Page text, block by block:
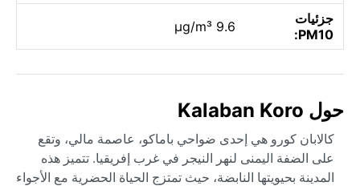
جزئيات
PM10:
9.6 µg/m³
حول Kalaban Koro
كالابان كورو هي إحدى ضواحي باماكو، عاصمة مالي، وتقع
على الضفة اليمنى لنهر النيجر في غرب إفريقيا. تتميز هذه
المدينة بحيويتها النابضة، حيث تمتزج الحياة الحضرية مع الأجواء